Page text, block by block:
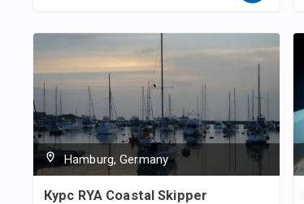
Hamburg, Germany
Курс RYA Coastal Skipper